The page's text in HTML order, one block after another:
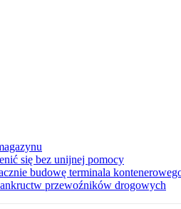
się bez unijnej pomocy
budowę terminala
przewoźników drogowych